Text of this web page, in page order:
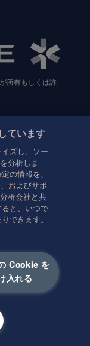
）所有もしくは許
的としているた
アドバイスの代
は、この資料に
に対しても、一
れる場合は、ご
。ゲティンゲの
を複製または使用
ありません。
ています
ズし、ソー
分析しま
の情報を、
およびサポ
析会社と共
と、いつで
できます。
Cookie を
入れる